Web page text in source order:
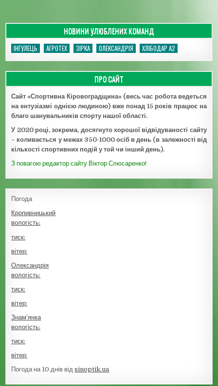
НОВИНИ УЛЮБЛЕНИХ КОМАНД
ІНГУЛЕЦЬ АГРОТЕХ ЗІРКА ОЛЕКСАНДРІЯ ХЛІБОДАР А2
ПРО САЙТ
Сайт «Спортивна Кіровоградщина» (весь час робота ведеться
на ентузіазмі однією людиною) вже понад 15 років працює на
благо шанувальників спорту нашої області.
У 2020 році, зокрема, досягнуто хорошої відвідуваності сайту
– коливається у межах 350-1000 осіб в день (в залежності від
кількості спортивних подій у той чи інший день).
З повагою редактор сайту Віктор Слюсаренко!
Погода
Кропивницький
вологість:
тиск:
вітер:
Олександрія
вологість:
тиск:
вітер:
Знам’янка
вологість:
тиск:
вітер:
Погода на 10 днів відsinoptik.ua